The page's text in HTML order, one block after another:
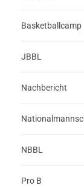
Basketballcamp
JBBL
Nachbericht
NBBL
Pro B